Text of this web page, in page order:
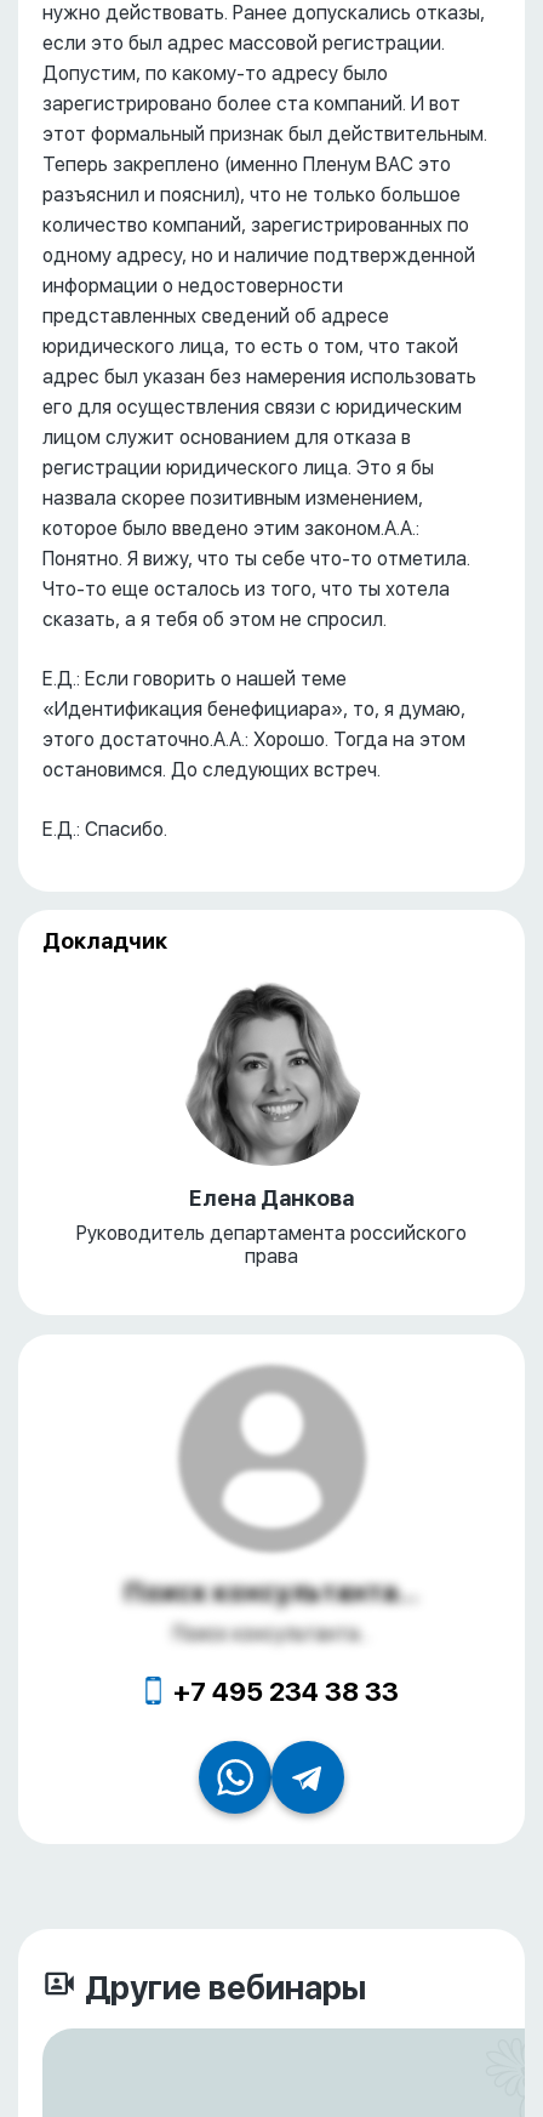
нужно действовать. Ранее допускались отказы,
если это был адрес массовой регистрации.
Допустим, по какому-то адресу было
зарегистрировано более ста компаний. И вот
этот формальный признак был действительным.
Теперь закреплено (именно Пленум ВАС это
разъяснил и пояснил), что не только большое
количество компаний, зарегистрированных по
одному адресу, но и наличие подтвержденной
информации о недостоверности
представленных сведений об адресе
юридического лица, то есть о том, что такой
адрес был указан без намерения использовать
его для осуществления связи с юридическим
лицом служит основанием для отказа в
регистрации юридического лица. Это я бы
назвала скорее позитивным изменением,
которое было введено этим законом.А.А.:
Понятно. Я вижу, что ты себе что-то отметила.
Что-то еще осталось из того, что ты хотела
сказать, а я тебя об этом не спросил.
Е.Д.: Если говорить о нашей теме
«Идентификация бенефициара», то, я думаю,
этого достаточно.А.А.: Хорошо. Тогда на этом
остановимся. До следующих встреч.
Е.Д.: Спасибо.
Докладчик
Елена Данкова
Руководитель департамента российского
права
Поиск консультанта...
Поиск консультанта...
+7 495 234 38 33
Другие вебинары